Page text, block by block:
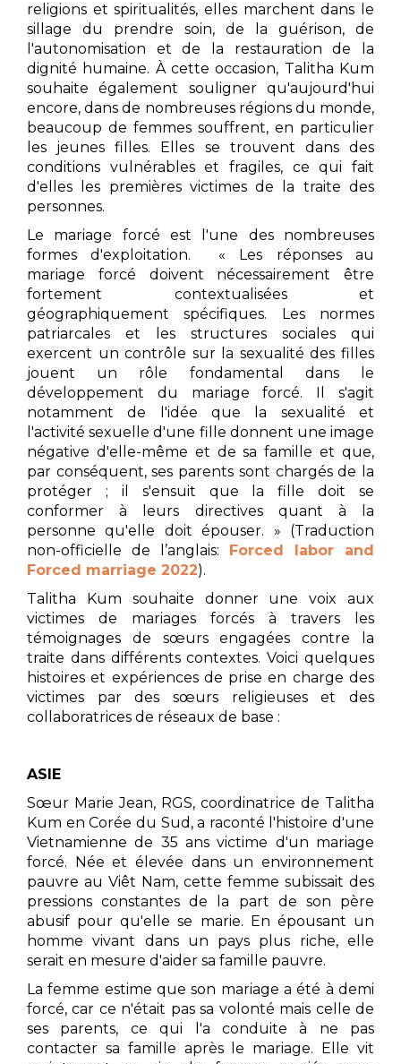
religions et spiritualités, elles marchent dans le
sillage du prendre soin, de la guérison, de
l'autonomisation et de la restauration de la
dignité humaine. À cette occasion, Talitha Kum
souhaite également souligner qu'aujourd'hui
encore, dans de nombreuses régions du monde,
beaucoup de femmes souffrent, en particulier
les jeunes filles. Elles se trouvent dans des
conditions vulnérables et fragiles, ce qui fait
d'elles les premières victimes de la traite des
personnes.
Le mariage forcé est l'une des nombreuses
formes d'exploitation. « Les réponses au
mariage forcé doivent nécessairement être
fortement contextualisées et
géographiquement spécifiques. Les normes
patriarcales et les structures sociales qui
exercent un contrôle sur la sexualité des filles
jouent un rôle fondamental dans le
développement du mariage forcé. Il s'agit
notamment de l'idée que la sexualité et
l'activité sexuelle d'une fille donnent une image
négative d'elle-même et de sa famille et que,
par conséquent, ses parents sont chargés de la
protéger ; il s'ensuit que la fille doit se
conformer à leurs directives quant à la
personne qu'elle doit épouser. » (Traduction
non-officielle de l’anglais: Forced labor and
Forced marriage 2022).
Talitha Kum souhaite donner une voix aux
victimes de mariages forcés à travers les
témoignages de sœurs engagées contre la
traite dans différents contextes. Voici quelques
histoires et expériences de prise en charge des
victimes par des sœurs religieuses et des
collaboratrices de réseaux de base :
ASIE
Sœur Marie Jean, RGS, coordinatrice de Talitha
Kum en Corée du Sud, a raconté l'histoire d'une
Vietnamienne de 35 ans victime d'un mariage
forcé. Née et élevée dans un environnement
pauvre au Viêt Nam, cette femme subissait des
pressions constantes de la part de son père
abusif pour qu'elle se marie. En épousant un
homme vivant dans un pays plus riche, elle
serait en mesure d'aider sa famille pauvre.
La femme estime que son mariage a été à demi
forcé, car ce n'était pas sa volonté mais celle de
ses parents, ce qui l'a conduite à ne pas
contacter sa famille après le mariage. Elle vit